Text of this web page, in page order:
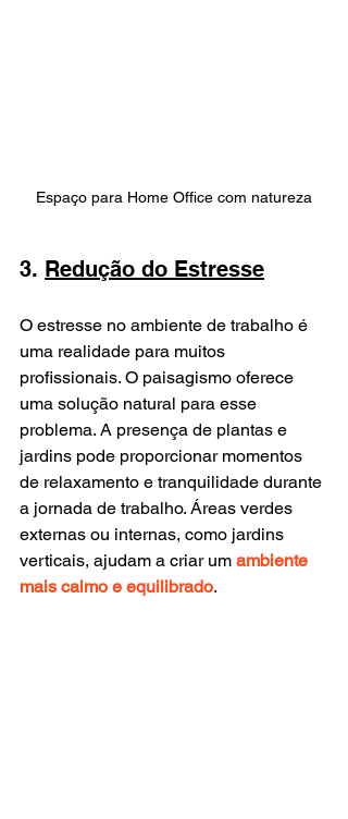
Espaço para Home Office com natureza
3. Redução do Estresse
O estresse no ambiente de trabalho é
uma realidade para muitos
profissionais. O paisagismo oferece
uma solução natural para esse
problema. A presença de plantas e
jardins pode proporcionar momentos
de relaxamento e tranquilidade durante
a jornada de trabalho. Áreas verdes
externas ou internas, como jardins
verticais, ajudam a criar um ambiente
mais calmo e equilibrado.